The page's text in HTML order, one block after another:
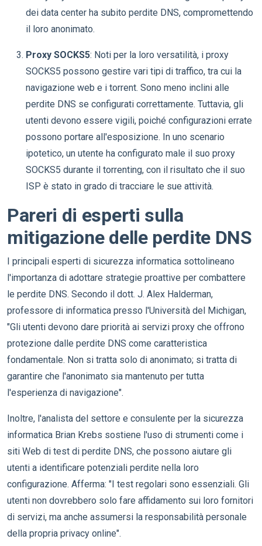
dei data center ha subito perdite DNS, compromettendo
il loro anonimato.
Proxy SOCKS5: Noti per la loro versatilità, i proxy
SOCKS5 possono gestire vari tipi di traffico, tra cui la
navigazione web e i torrent. Sono meno inclini alle
perdite DNS se configurati correttamente. Tuttavia, gli
utenti devono essere vigili, poiché configurazioni errate
possono portare all'esposizione. In uno scenario
ipotetico, un utente ha configurato male il suo proxy
SOCKS5 durante il torrenting, con il risultato che il suo
ISP è stato in grado di tracciare le sue attività.
Pareri di esperti sulla
mitigazione delle perdite DNS
I principali esperti di sicurezza informatica sottolineano
l'importanza di adottare strategie proattive per combattere
le perdite DNS. Secondo il dott. J. Alex Halderman,
professore di informatica presso l'Università del Michigan,
"Gli utenti devono dare priorità ai servizi proxy che offrono
protezione dalle perdite DNS come caratteristica
fondamentale. Non si tratta solo di anonimato; si tratta di
garantire che l'anonimato sia mantenuto per tutta
l'esperienza di navigazione".
Inoltre, l'analista del settore e consulente per la sicurezza
informatica Brian Krebs sostiene l'uso di strumenti come i
siti Web di test di perdite DNS, che possono aiutare gli
utenti a identificare potenziali perdite nella loro
configurazione. Afferma: "I test regolari sono essenziali. Gli
utenti non dovrebbero solo fare affidamento sui loro fornitori
di servizi, ma anche assumersi la responsabilità personale
della propria privacy online".